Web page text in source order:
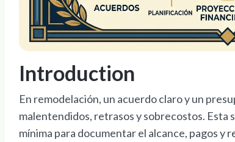
Introduction
En remodelación, un acuerdo claro y un
malentendidos, retrasos y sobrecostos. Esta
mínima para documentar el alcance, pagos y